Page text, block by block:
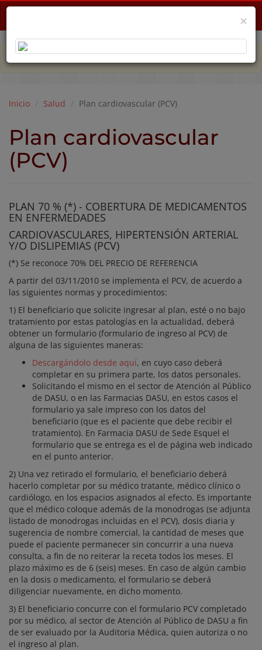
Menu
PLAN DE EMERGENCIA POR CRISIS ECONÓMICA
Inicio Salud Plan cardiovascular (PCV)
Plan cardiovascular
(PCV)
PLAN 70 % (*) - COBERTURA DE MEDICAMENTOS
EN ENFERMEDADES
CARDIOVASCULARES, HIPERTENSIÓN ARTERIAL
Y/O DISLIPEMIAS (PCV)
(*) Se reconoce 70% DEL PRECIO DE REFERENCIA
A partir del 03/11/2010 se implementa el PCV, de acuerdo a
las siguientes normas y procedimientos:
1) El beneficiario que solicite ingresar al plan, esté o no bajo
tratamiento por estas patologías en la actualidad, deberá
obtener un formulario (formulario de ingreso al PCV) de
alguna de las siguientes maneras:
Descargándolo desde aquí, en cuyo caso deberá
completar en su primera parte, los datos personales.
Solicitando el mismo en el sector de Atención al Público
de DASU, o en las Farmacias DASU, en estos casos el
formulario ya sale impreso con los datos del
beneficiario (que es el paciente que debe recibir el
tratamiento). En Farmacia DASU de Sede Esquel el
formulario que se entrega es el de página web indicado
en el punto anterior.
2) Una vez retirado el formulario, el beneficiario deberá
hacerlo completar por su médico tratante, médico clínico o
cardiólogo, en los espacios asignados al efecto. Es importante
que el médico coloque además de la monodrogas (se adjunta
listado de monodrogas incluidas en el PCV), dosis diaria y
sugerencia de nombre comercial, la cantidad de meses que
puede el paciente permanecer sin concurrir a una nueva
consulta, a fin de no reiterar la receta todos los meses. El
plazo máximo es de 6 (seis) meses. En caso de algún cambio
en la dosis o medicamento, el formulario se deberá
diligenciar nuevamente, en dicho momento.
3) El beneficiario concurre con el formulario PCV completado
por su médico, al sector de Atención al Público de DASU a fin
de ser evaluado por la Auditoria Médica, quien autoriza o no
el ingreso al plan.
×